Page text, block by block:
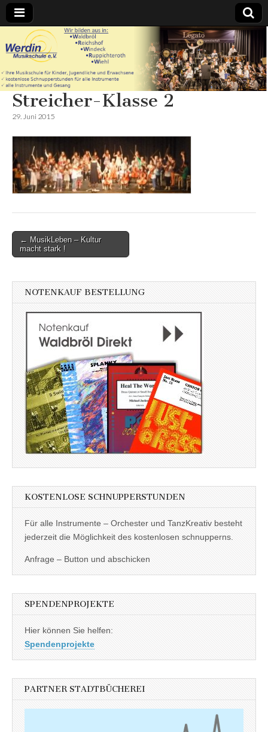
Werdin
Musikschule
e.V. – In
Waldbröl
Reichshof
Windeck
Ruppichteroth
Wiehl
Streicher-Klasse 2
29. Juni 2015
Post
navigation
← MusikLeben – Kultur
macht stark !
NOTENKAUF BESTELLUNG
KOSTENLOSE SCHNUPPERSTUNDEN
Für alle Instrumente – Orchester und TanzKreativ besteht
jederzeit die Möglichkeit des kostenlosen schnupperns.
Anfrage – Button und abschicken
SPENDENPROJEKTE
Hier können Sie helfen:
Spendenprojekte
PARTNER STADTBÜCHEREI